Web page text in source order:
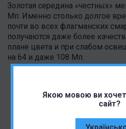
Якою мовою ви
сайт?
Золотая середина «честных»
Мп. Именно столько долгое
почти во всех флагманских
получаются даже более
плане цвета и при слабом
на 64 и даже 108 Мп.